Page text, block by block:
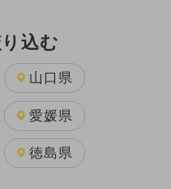
込む
山口県
愛媛県
徳島県